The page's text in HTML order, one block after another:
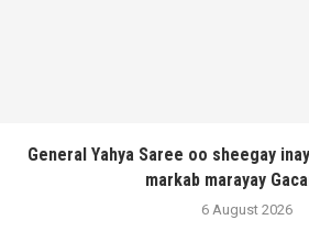
General Yahya Saree oo sheegay
markab marayay
6 August 2026